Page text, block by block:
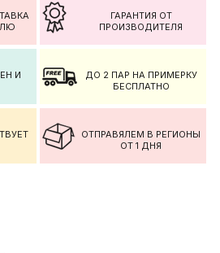
ГАРАНТИЯ ОТ
ПРОИЗВОДИТЕЛЯ
И
ДО 2 ПАР НА ПРИМЕРКУ
БЕСПЛАТНО
ОТПРАВЯЛЕМ В РЕГИОНЫ
ОТ 1 ДНЯ